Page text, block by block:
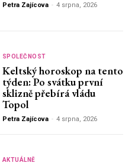
Petra Zajícova - 4 srpna, 2026
SPOLEČNOST
Keltský horoskop na tento
týden: Po svátku první
sklizně přebírá vládu
Topol
Petra Zajícova - 4 srpna, 2026
AKTUÁLNĚ